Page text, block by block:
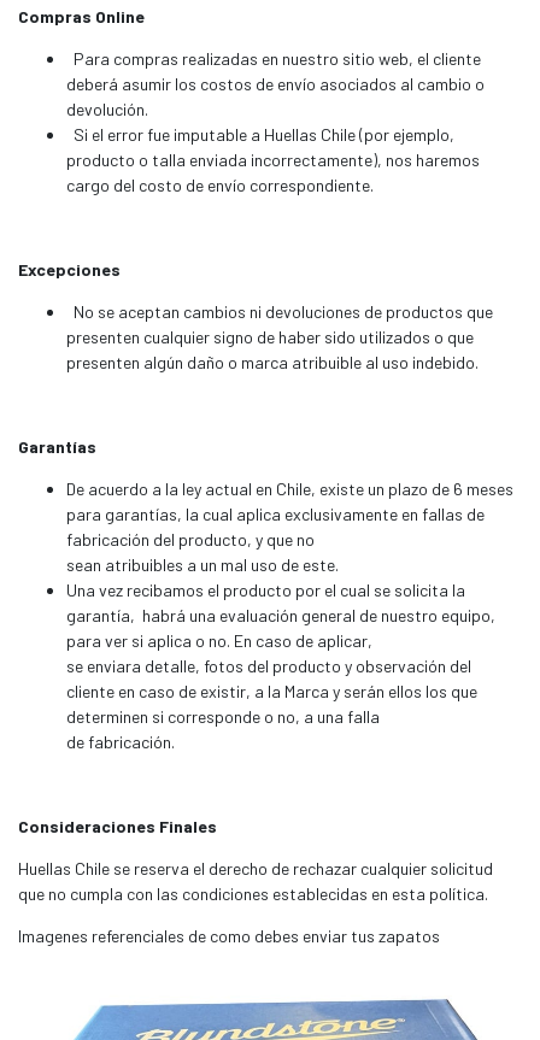
Compras Online
Para compras realizadas en nuestro sitio web, el cliente
deberá asumir los costos de envío asociados al cambio o
devolución.
Si el error fue imputable a Huellas Chile (por ejemplo,
producto o talla enviada incorrectamente), nos haremos
cargo del costo de envío correspondiente.
Excepciones
No se aceptan cambios ni devoluciones de productos que
presenten cualquier signo de haber sido utilizados o que
presenten algún daño o marca atribuible al uso indebido.
Garantías
De acuerdo a la ley actual en Chile, existe un plazo de 6 meses
para garantías, la cual aplica exclusivamente en fallas de
fabricación del producto, y que no
sean atribuibles a un mal uso de este.
Una vez recibamos el producto por el cual se solicita la
garantía, habrá una evaluación general de nuestro equipo,
para ver si aplica o no. En caso de aplicar,
se enviara detalle, fotos del producto y observación del
cliente en caso de existir, a la Marca y serán ellos los que
determinen si corresponde o no, a una falla
de fabricación.
Consideraciones Finales
Huellas Chile se reserva el derecho de rechazar cualquier solicitud
que no cumpla con las condiciones establecidas en esta política.
Imagenes referenciales de como debes enviar tus zapatos